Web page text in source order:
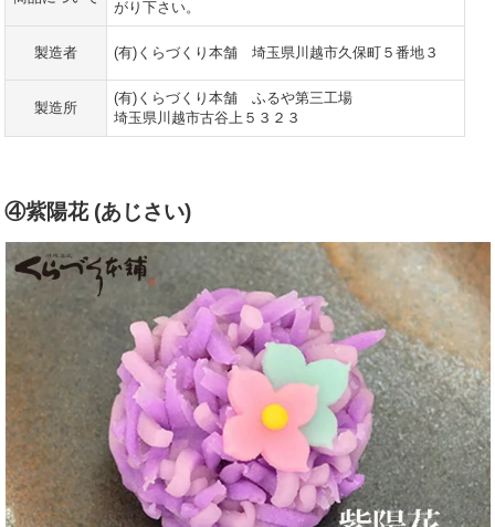
がり下さい。
製造者 (有)くらづくり本舗 埼玉県川越市久保町５番地３
製造所
(有)くらづくり本舗 ふるや第三工場
埼玉県川越市古谷上５３２３
④紫陽花 (あじさい)